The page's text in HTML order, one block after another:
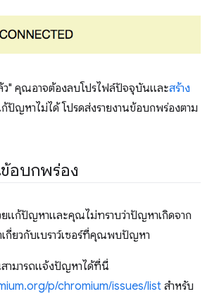
" คุณอาจต้องลบโปรไฟล์ปัจจุบันและสร้าง
ปัญหาไม่ได้ โปรดส่งรายงานข้อบกพร่องตาม
ข้อบกพร่อง
ยแก้ปัญหาและคุณไม่ทราบว่าปัญหาเกิดจาก
กี่ยวกับเบราว์เซอร์ที่คุณพบปัญหา
ามารถแจ้งปัญหาได้ที่นี่
p/chromium/issues/listสำหรับ